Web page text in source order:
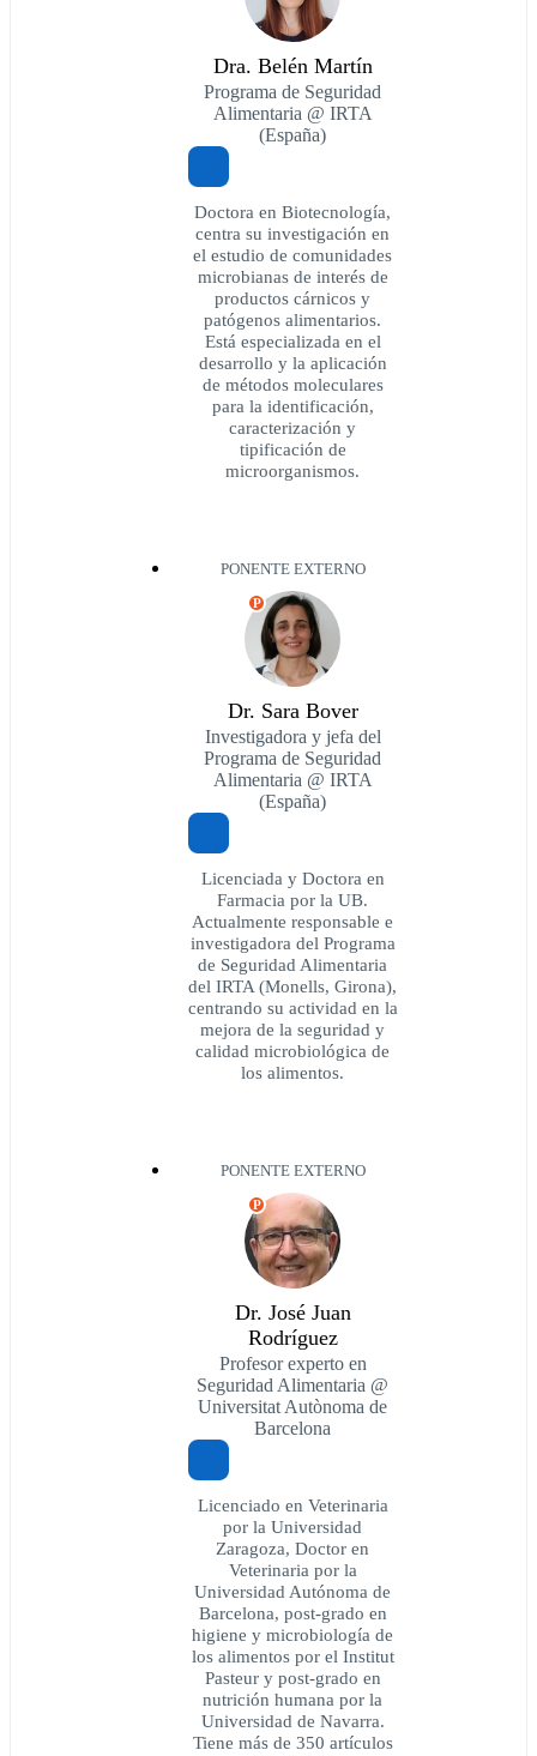
Dra. Belén Martín
Programa de Seguridad
Alimentaria @ IRTA
(España)
Doctora en Biotecnología,
centra su investigación en
el estudio de comunidades
microbianas de interés de
productos cárnicos y
patógenos alimentarios.
Está especializada en el
desarrollo y la aplicación
de métodos moleculares
para la identificación,
caracterización y
tipificación de
microorganismos.
PONENTE EXTERNO
P
Dr. Sara Bover
Investigadora y jefa del
Programa de Seguridad
Alimentaria @ IRTA
(España)
Licenciada y Doctora en
Farmacia por la UB.
Actualmente responsable e
investigadora del Programa
de Seguridad Alimentaria
del IRTA (Monells, Girona),
centrando su actividad en la
mejora de la seguridad y
calidad microbiológica de
los alimentos.
PONENTE EXTERNO
P
Dr. José Juan
Rodríguez
Profesor experto en
Seguridad Alimentaria @
Universitat Autònoma de
Barcelona
Licenciado en Veterinaria
por la Universidad
Zaragoza, Doctor en
Veterinaria por la
Universidad Autónoma de
Barcelona, post-grado en
higiene y microbiología de
los alimentos por el Institut
Pasteur y post-grado en
nutrición humana por la
Universidad de Navarra.
Tiene más de 350 artículos